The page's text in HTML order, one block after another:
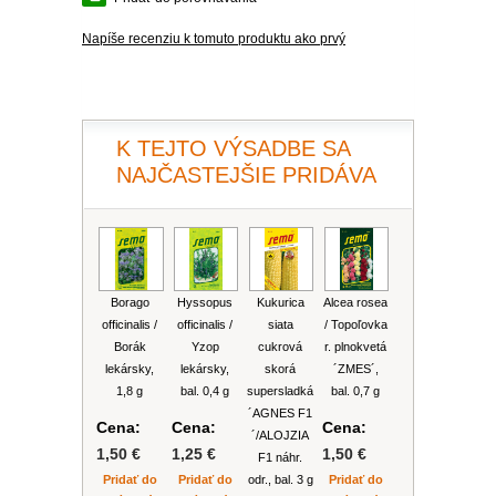
PLEKTRANT
DIASCIA
HELICHRYSUM
OSTEOSPERMUM
ISOTOMA
SANVITÁLIA
MLIEČNIK
MARGARÉTA - EURYOPS
VEJÁROVKA
NETÝKAVKA
ECHINACEA
Napíše recenziu k tomuto produktu ako prvý
K TEJTO VÝSADBE SA
NAJČASTEJŠIE PRIDÁVA
Borago
officinalis /
Borák
lekársky,
1,8 g
Cena:
1,50 €
Pridať do
Hyssopus
officinalis /
Yzop
lekársky,
bal. 0,4 g
Cena:
1,25 €
Pridať do
Kukurica
siata
cukrová
skorá
supersladká
´AGNES F1
´/ALOJZIA
F1 náhr.
odr., bal. 3 g
Alcea rosea
/ Topoľovka
r. plnokvetá
´ZMES´,
bal. 0,7 g
Cena:
1,50 €
Pridať do